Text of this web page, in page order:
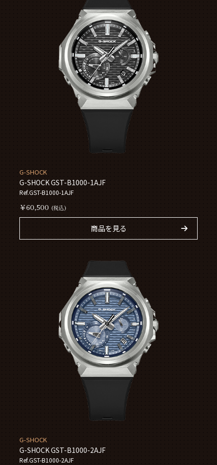
G-SHOCK
G-SHOCK GST-B1000-1AJF
Ref.GST-B1000-1AJF
￥60,500 (税込)
商品を見る
G-SHOCK
G-SHOCK GST-B1000-2AJF
Ref.GST-B1000-2AJF